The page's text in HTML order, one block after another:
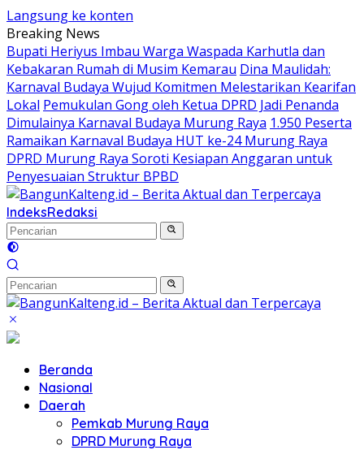
Langsung ke konten
Breaking News
Bupati Heriyus Imbau Warga Waspada Karhutla dan
Kebakaran Rumah di Musim Kemarau Dina Maulidah:
Karnaval Budaya Wujud Komitmen Melestarikan Kearifan
Lokal Pemukulan Gong oleh Ketua DPRD Jadi Penanda
Dimulainya Karnaval Budaya Murung Raya 1.950 Peserta
Ramaikan Karnaval Budaya HUT ke-24 Murung Raya
DPRD Murung Raya Soroti Kesiapan Anggaran untuk
Penyesuaian Struktur BPBD
IndeksRedaksi
Beranda
Nasional
Daerah
Pemkab Murung Raya
DPRD Murung Raya